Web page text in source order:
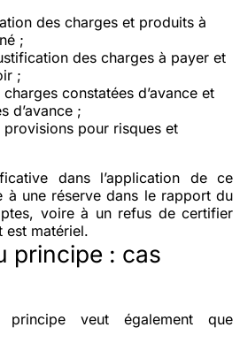
des charges et produits à
;
des charges à payer et
;
constatées d’avance et
d’avance ;
provisions pour risques et
dans l’application de ce
à une réserve dans le rapport du
voire à un refus de certifier
est matériel.
principe : cas
principe veut également que